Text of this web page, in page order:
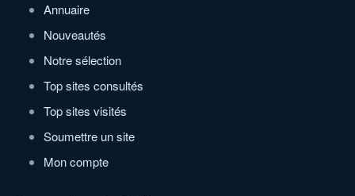
Annuaire
Nouveautés
Notre sélection
Top sites consultés
Top sites visités
Soumettre un site
Mon compte